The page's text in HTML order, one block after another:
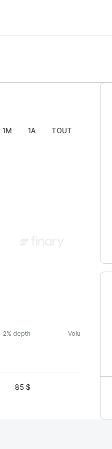
1M 1A TOUT
-2% depth Volume (24h)
85 $